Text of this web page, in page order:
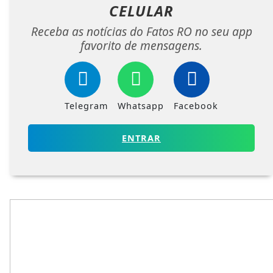
CELULAR
Receba as notícias do Fatos RO no seu app
favorito de mensagens.
Telegram Whatsapp Facebook
ENTRAR